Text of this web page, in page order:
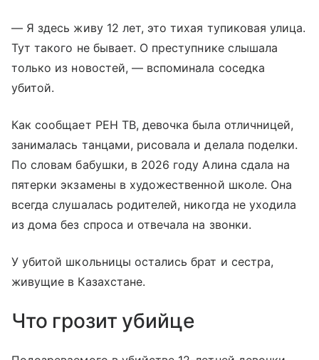
— Я здесь живу 12 лет, это тихая тупиковая улица.
Тут такого не бывает. О преступнике слышала
только из новостей, — вспоминала соседка
убитой.
Как сообщает РЕН ТВ, девочка была отличницей,
занималась танцами, рисовала и делала поделки.
По словам бабушки, в 2026 году Алина сдала на
пятерки экзамены в художественной школе. Она
всегда слушалась родителей, никогда не уходила
из дома без спроса и отвечала на звонки.
У убитой школьницы остались брат и сестра,
живущие в Казахстане.
Что грозит убийце